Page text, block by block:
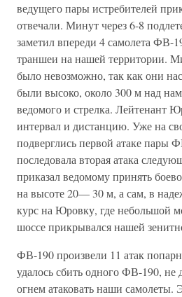
ведущего пары истребителей
отвечали. Минут через 6-8
заметил впереди 4 самолета ФВ-
траншеи на нашей территории.
было невозможно, так как они
были высоко, около 300 м над
ведомого и стрелка. Лейтенант
интервал и дистанцию. Уже на
подверглись первой атаке пары
последовала вторая атака
приказал ведомому принять
на высоте 20— 30 м, а сам, в
курс на Юровку, где небольшой
шоссе прикрывался нашей
ФВ-190 произвели 11 атак
удалось сбить одного ФВ-190,
огнем атаковать наши